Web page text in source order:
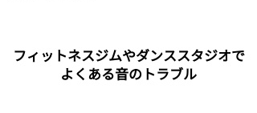
フィットネスジムやダンススタジオで
よくある音のトラブル